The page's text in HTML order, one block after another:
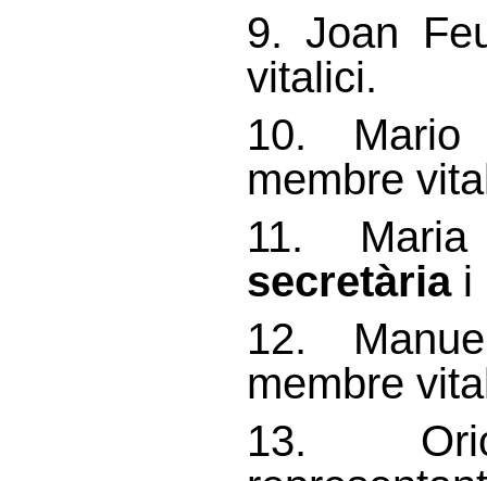
9. Joan
vitalici.
10. Mario
membre
11.
secretàriai
12.
membre
13.